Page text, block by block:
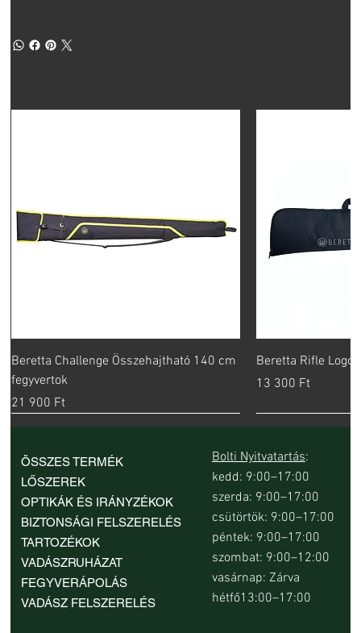
Beretta Challenge Összehajtható 140 cm
fegyvertok
Ár
21 900 Ft
Beretta Rifle Logo
Ár
13 300 Ft
ÖSSZES TERMÉK
LŐSZEREK
OPTIKÁK ÉS IRÁNYZÉKOK
BIZTONSÁGI FELSZERELÉS
TARTOZÉKOK
VADÁSZRUHÁZAT
FEGYVERÁPOLÁS
VADÁSZ FELSZERELÉS
Bolti Nyitvatartás:
kedd: 9:00–17:00
szerda: 9:00–17:00
csütörtök: 9:00–17:00
péntek: 9:00–17:00
szombat: 9:00–12:00
vasárnap: Zárva
hétfő13:00–17:00